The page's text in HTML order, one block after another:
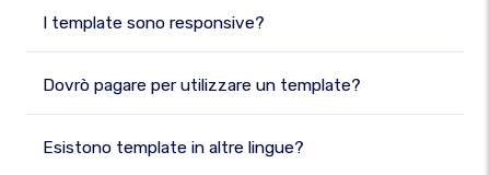
I template sono responsive?
Dovrò pagare per utilizzare un template?
Esistono template in altre lingue?